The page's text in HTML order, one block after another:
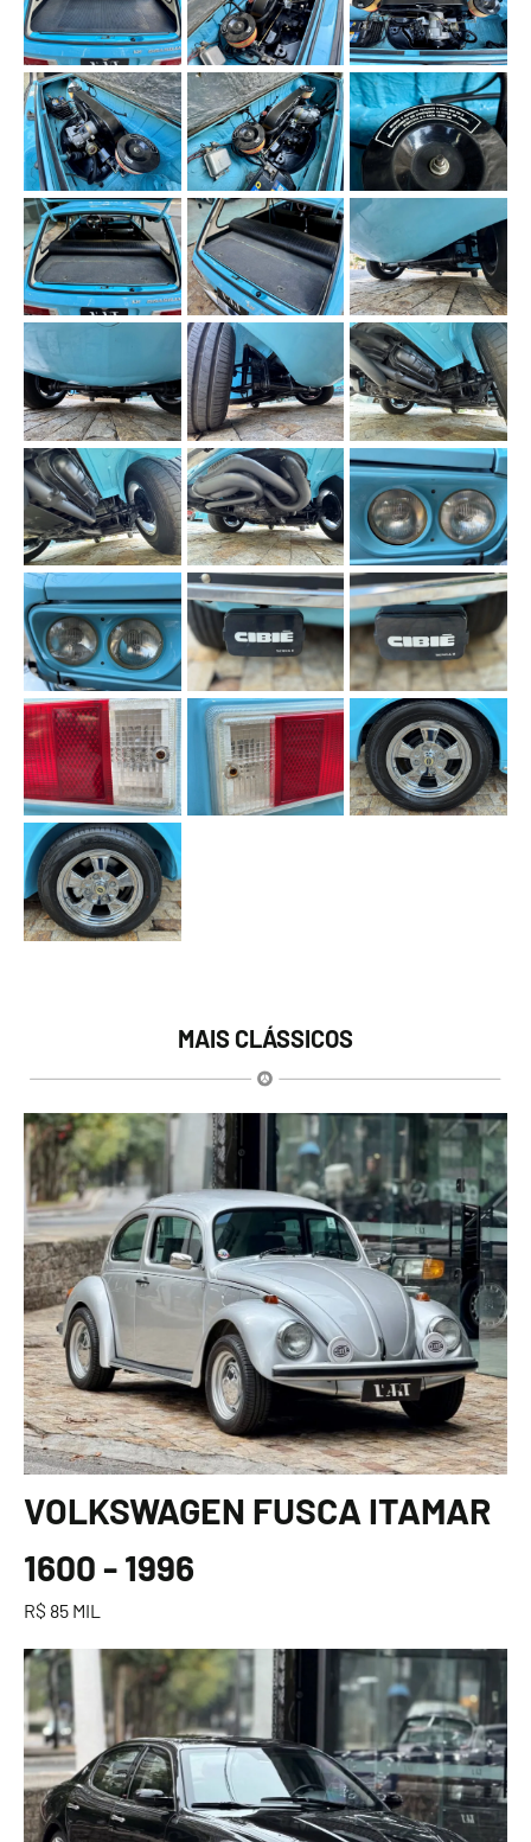
MAIS CLÁSSICOS
VOLKSWAGEN FUSCA ITAMAR
1600 - 1996
R$ 85 MIL